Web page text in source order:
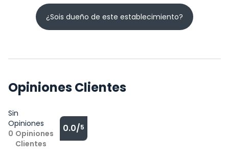
¿Sois dueño de este establecimiento?
Opiniones Clientes
Sin
Opiniones
0 Opiniones
Clientes
0.0/5